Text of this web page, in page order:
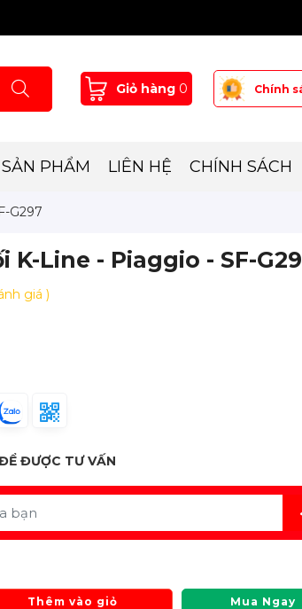
Giỏ hàng 0 Chính
SẢN PHẨM LIÊN HỆ CHÍNH SÁCH
G297
K-Line - Piaggio - SF-
giá )
ĐƯỢC TƯ VẤN
Thêm vào giỏ Mua Ngay